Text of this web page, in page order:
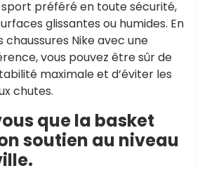
préféré en toute sécurité,
glissantes ou humides. En
Nike avec une
vous pouvez être sûr de
maximale et d’éviter les
chutes.
que la basket
soutien au niveau